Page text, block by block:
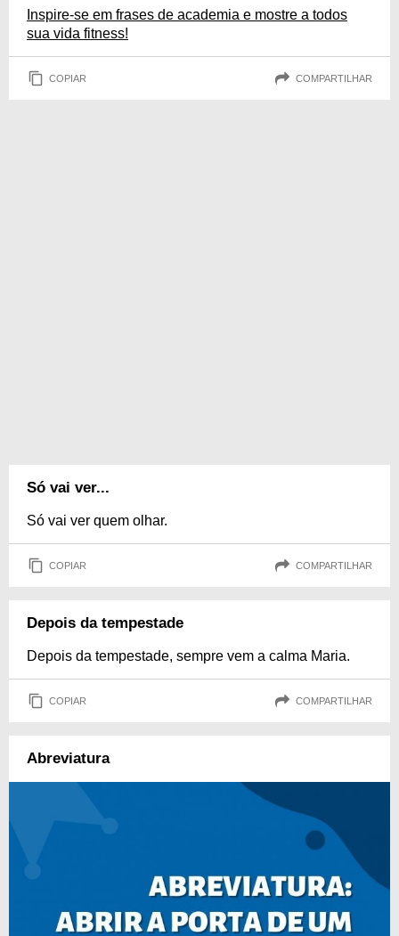
Inspire-se em frases de academia e mostre a todos
sua vida fitness!
COPIAR COMPARTILHAR
Só vai ver...
Só vai ver quem olhar.
COPIAR COMPARTILHAR
Depois da tempestade
Depois da tempestade, sempre vem a calma Maria.
COPIAR COMPARTILHAR
Abreviatura